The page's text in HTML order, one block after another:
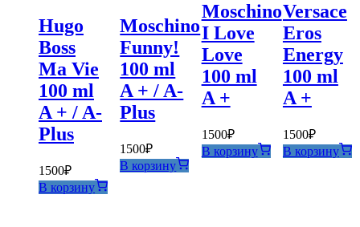
Hugo
Boss
Ma Vie
100 ml
A + / A-
Plus
1500₽
В корзину
Moschino
Funny!
100 ml
A + / A-
Plus
1500₽
В корзину
Moschino
I Love
Love
100 ml
A +
1500₽
В корзину
Versace
Eros
Energy
100 ml
A +
1500₽
В корзину